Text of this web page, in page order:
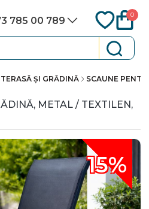
785 00 789
0
ȘI GRĂDINĂ SCAUNE
METAL / TEXTILEN,
15%